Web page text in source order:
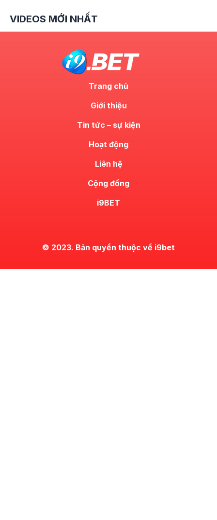
VIDEOS MỚI NHẤT
Trang chủ
Giới thiệu
Tin tức – sự kiện
Hoạt động
Liên hệ
Cộng đồng
i9BET
© 2023. Bản quyền thuộc về i9bet